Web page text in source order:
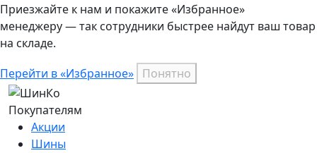
Приезжайте к нам и покажите «Избранное»
менеджеру — так сотрудники быстрее найдут ваш товар
на складе.
Перейти в «Избранное» Понятно
Покупателям
Акции
Шины